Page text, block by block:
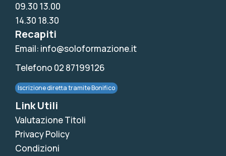
09.30 13.00
14.30 18.30
Recapiti
Email: info@soloformazione.it
Telefono 02 87199126
Iscrizione diretta tramite Bonifico
Link Utili
Valutazione Titoli
Privacy Policy
Condizioni